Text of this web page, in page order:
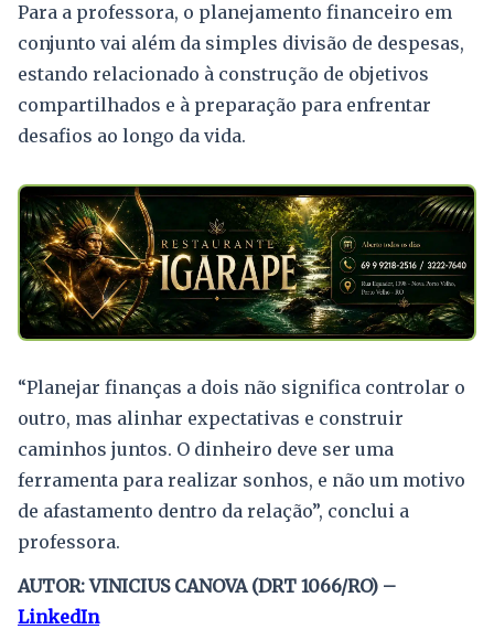
Para a professora, o planejamento financeiro em
conjunto vai além da simples divisão de despesas,
estando relacionado à construção de objetivos
compartilhados e à preparação para enfrentar
desafios ao longo da vida.
“Planejar finanças a dois não significa controlar o
outro, mas alinhar expectativas e construir
caminhos juntos. O dinheiro deve ser uma
ferramenta para realizar sonhos, e não um motivo
de afastamento dentro da relação”, conclui a
professora.
AUTOR: VINICIUS CANOVA (DRT 1066/RO) –
LinkedIn